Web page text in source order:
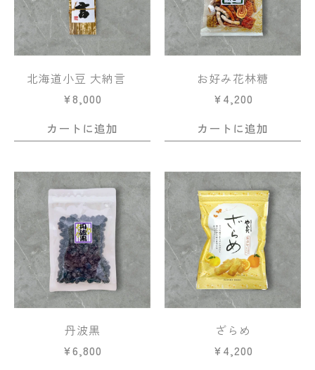
北海道小豆 大納言
¥8,000
カートに追加
お好み花林糖
¥4,200
カートに追加
丹波黒
¥6,800
ざらめ
¥4,200